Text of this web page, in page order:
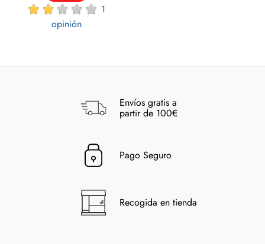
1
opinión
Envíos gratis a
partir de 100€
Pago Seguro
Recogida en tienda